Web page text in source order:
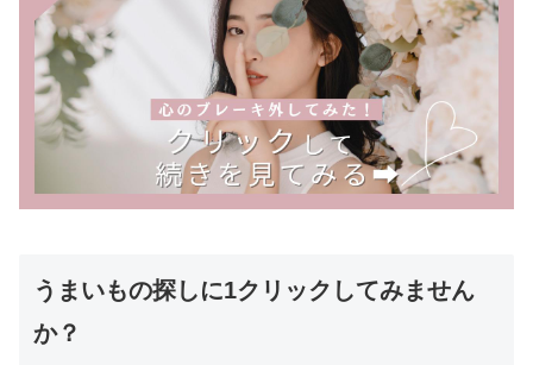
うまいもの探しに1クリックしてみません
か？